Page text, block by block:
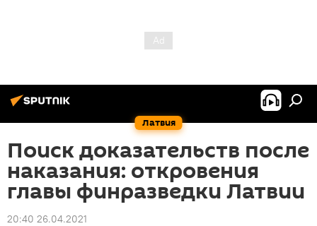
Латвия
Поиск доказательств после
наказания: откровения
главы финразведки Латвии
20:40 26.04.2021